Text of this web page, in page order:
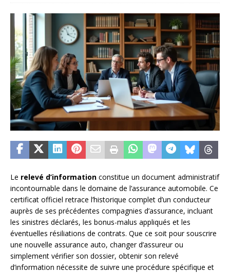
Le relevé d’information constitue un document administratif
incontournable dans le domaine de l’assurance automobile. Ce
certificat officiel retrace l’historique complet d’un conducteur
auprès de ses précédentes compagnies d’assurance, incluant
les sinistres déclarés, les bonus-malus appliqués et les
éventuelles résiliations de contrats. Que ce soit pour souscrire
une nouvelle assurance auto, changer d’assureur ou
simplement vérifier son dossier, obtenir son relevé
d’information nécessite de suivre une procédure spécifique et